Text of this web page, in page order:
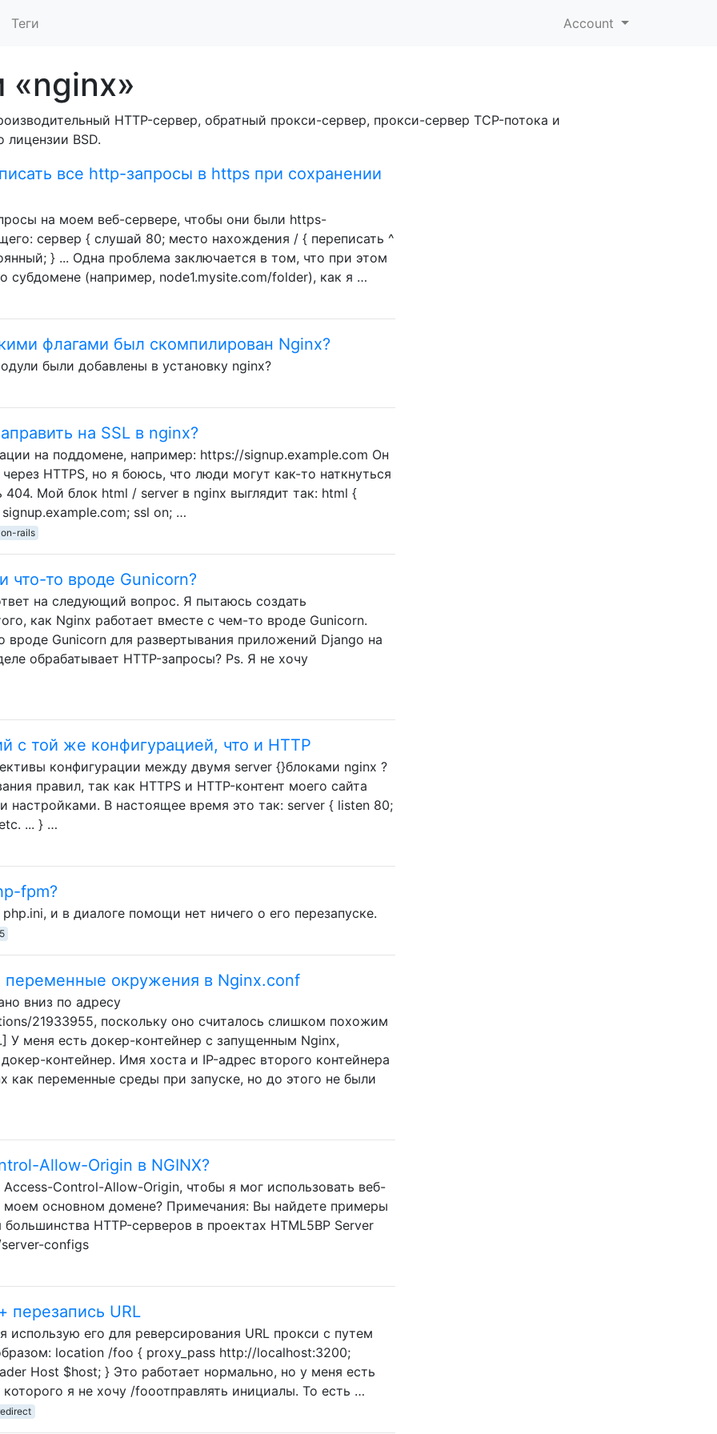
Теги Account
«nginx»
HTTP-сервер, обратный прокси-сервер, прокси-сервер TCP-потока и
BSD.
все http-запросы в https при сохранении
на моем веб-сервере, чтобы они были https-
сервер { слушай 80; место нахождения / { переписать ^
} ... Одна проблема заключается в том, что при этом
субдомене (например, node1.mysite.com/folder), как я …
флагами был скомпилирован Nginx?
были добавлены в установку nginx?
на SSL в nginx?
на поддомене, например: https://signup.example.com Он
HTTPS, но я боюсь, что люди могут как-то наткнуться
404. Мой блок html / server в nginx выглядит так: html {
ssl on; …
rails
то вроде Gunicorn?
на следующий вопрос. Я пытаюсь создать
как Nginx работает вместе с чем-то вроде Gunicorn.
Gunicorn для развертывания приложений Django на
обрабатывает HTTP-запросы? Ps. Я не хочу
с той же конфигурацией, что и HTTP
конфигурации между двумя server {}блоками nginx ?
правил, так как HTTPS и HTTP-контент моего сайта
настройками. В настоящее время это так: server { listen 80;
... } …
fpm?
и в диалоге помощи нет ничего о его перезапуске.
переменные окружения в Nginx.conf
вниз по адресу
21933955, поскольку оно считалось слишком похожим
У меня есть докер-контейнер с запущенным Nginx,
контейнер. Имя хоста и IP-адрес второго контейнера
как переменные среды при запуске, но до этого не были
Allow-Origin в NGINX?
Access-Control-Allow-Origin, чтобы я мог использовать веб-
основном домене? Примечания: Вы найдете примеры
большинства HTTP-серверов в проектах HTML5BP Server
configs
перезапись URL
использую его для реверсирования URL прокси с путем
location /foo { proxy_pass http://localhost:3200;
Host $host; } Это работает нормально, но у меня есть
я не хочу /fooотправлять инициалы. То есть …